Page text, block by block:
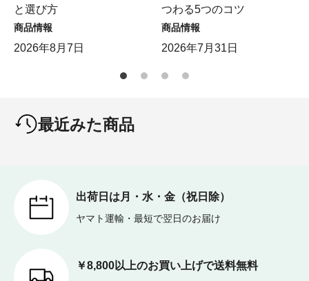
と選び方
商品情報
2026年8月7日
つわる5つのコツ
商品情報
2026年7月31日
最近みた商品
出荷日は月・水・金（祝日除）
ヤマト運輸・最短で翌日のお届け
￥8,800以上のお買い上げで送料無料